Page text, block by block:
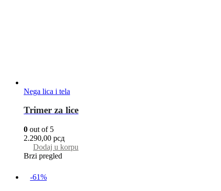
Nega lica i tela
Trimer za lice
0 out of 5
2.290,00 рсд
Dodaj u korpu
Brzi pregled
-61%